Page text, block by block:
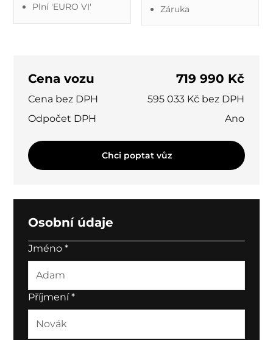
Plní 'EURO VI' Záruka
Cena vozu 719 990 Kč
Cena bez DPH
595 033 Kč bez DPH
Odpočet DPH
Ano
Chci poptat vůz
Osobní údaje
Jméno*
Příjmení*